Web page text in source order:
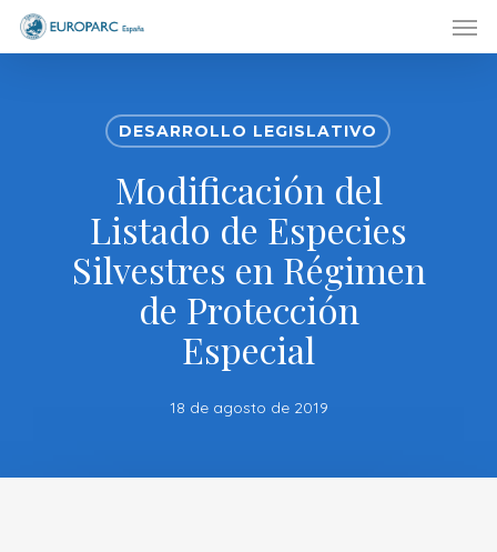
Skip
DESARROLLO LEGISLATIVO
Modificación del
Listado de Especies
Silvestres en Régimen
de Protección
Especial
18 de agosto de 2019